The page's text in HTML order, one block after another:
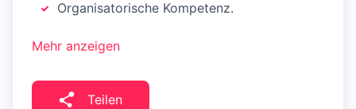
Organisatorische Kompetenz.
Mehr anzeigen
Teilen